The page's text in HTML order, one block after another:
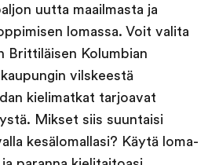
uutta maailmasta ja
lomassa. Voit valita
Brittiläisen Kolumbian
vilskeestä
kielimatkat tarjoavat
Mikset siis suuntaisi
kesälomallasi? Käytä loma-